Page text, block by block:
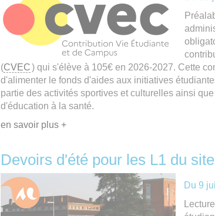
(CVEC) qui s'élève à 105€ en 2026-2027. Cette
d'alimenter le fonds d'aides aux initiatives
partie des activités sportives et culturelles ainsi
d'éducation à la santé.
en savoir plus +
Devoirs d'été pour les L1 du
Du 9